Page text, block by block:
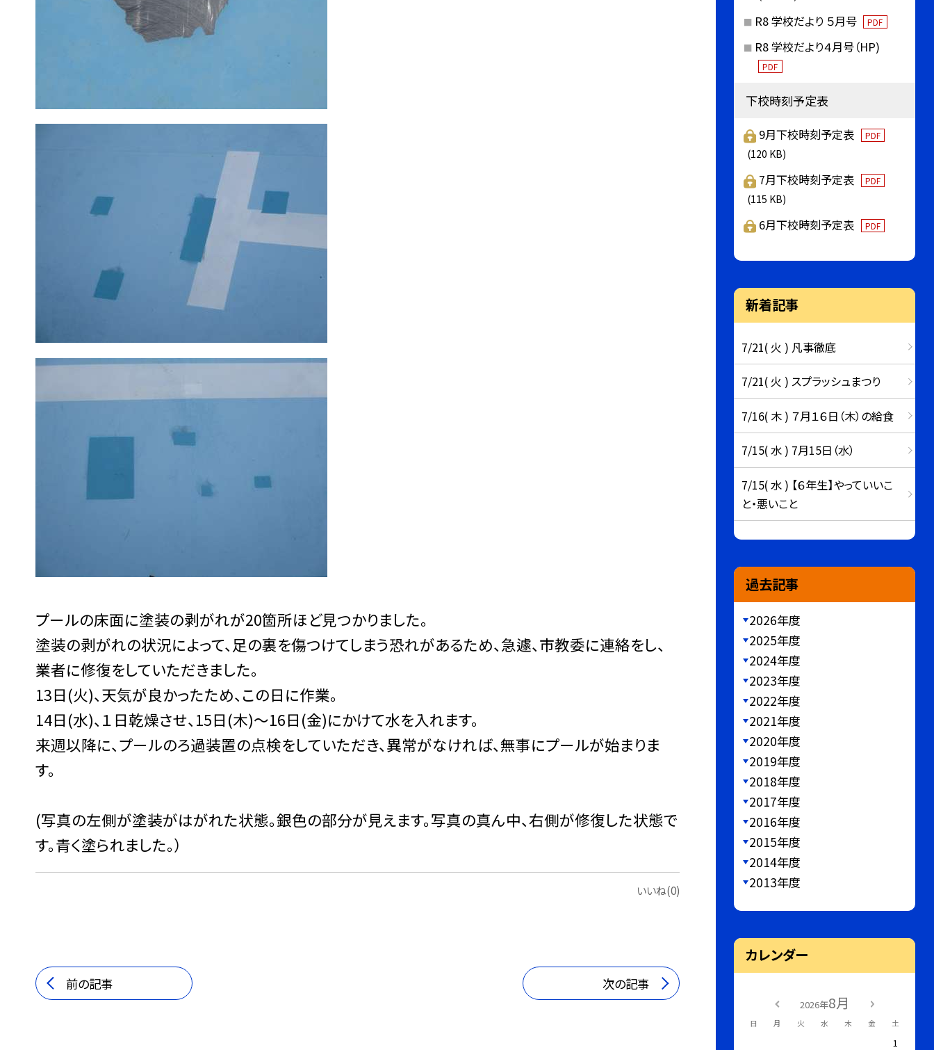
プールの床面に塗装の剥がれが20箇所ほど見つかりました。
塗装の剥がれの状況によって、足の裏を傷つけてしまう恐れがあるため、急遽、市教委に連絡をし、
業者に修復をしていただきました。
13日(火)、天気が良かったため、この日に作業。
14日(水)、１日乾燥させ、15日(木)〜16日(金)にかけて水を入れます。
来週以降に、プールのろ過装置の点検をしていただき、異常がなければ、無事にプールが始まりま
す。
(写真の左側が塗装がはがれた状態。銀色の部分が見えます。写真の真ん中、右側が修復した状態で
す。青く塗られました。）
いいね(0)
前の記事 次の記事
R8 学校だより ５月号 PDF
R8 学校だより４月号（HP)
PDF
下校時刻予定表
9月下校時刻予定表 PDF
(120 KB)
7月下校時刻予定表 PDF
(115 KB)
6月下校時刻予定表 PDF
新着記事
7/21( 火 ) 凡事徹底
7/21( 火 ) スプラッシュまつり
7/16( 木 ) ７月１６日（木）の給食
7/15( 水 ) 7月15日（水）
7/15( 水 ) 【６年生】やっていいこ
と・悪いこと
過去記事
2026年度
2025年度
2024年度
2023年度
2022年度
2021年度
2020年度
2019年度
2018年度
2017年度
2016年度
2015年度
2014年度
2013年度
カレンダー
2026年8月
日 月 火 水 木 金 土
1